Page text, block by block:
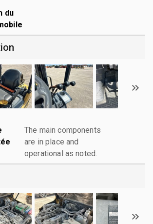
du
The main components
are in place and
operational as noted.